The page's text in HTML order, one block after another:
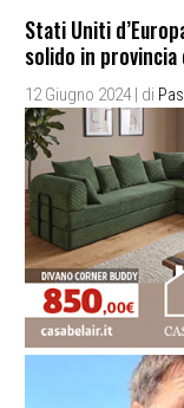
Stati Uniti
solido in provincia
12 Giugno 2024 | di